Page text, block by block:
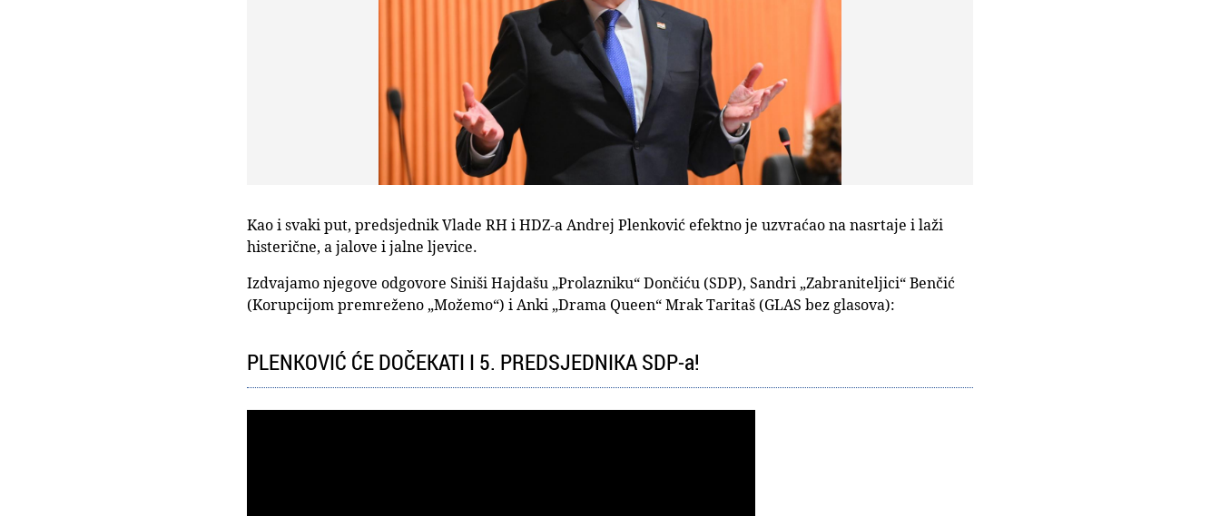
Kao i svaki put, predsjednik Vlade RH i HDZ-a Andrej Plenković efektno je uzvraćao na nasrtaje i laži
histerične, a jalove i jalne ljevice.
Izdvajamo njegove odgovore Siniši Hajdašu „Prolazniku“ Dončiću (SDP), Sandri „Zabraniteljici“ Benčić
(Korupcijom premreženo „Možemo“) i Anki „Drama Queen“ Mrak Taritaš (GLAS bez glasova):
PLENKOVIĆ ĆE DOČEKATI I 5. PREDSJEDNIKA SDP-a!